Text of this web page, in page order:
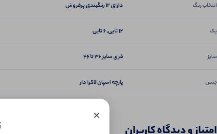
انتخاب رنگ دارای ۱۲ رنگبندی پرفروش
پک 12 تایی, 6 تایی
سایز فری سایز ۳۶ تا ۴۶
جنس پارچه اسپان لاکرا دار
×